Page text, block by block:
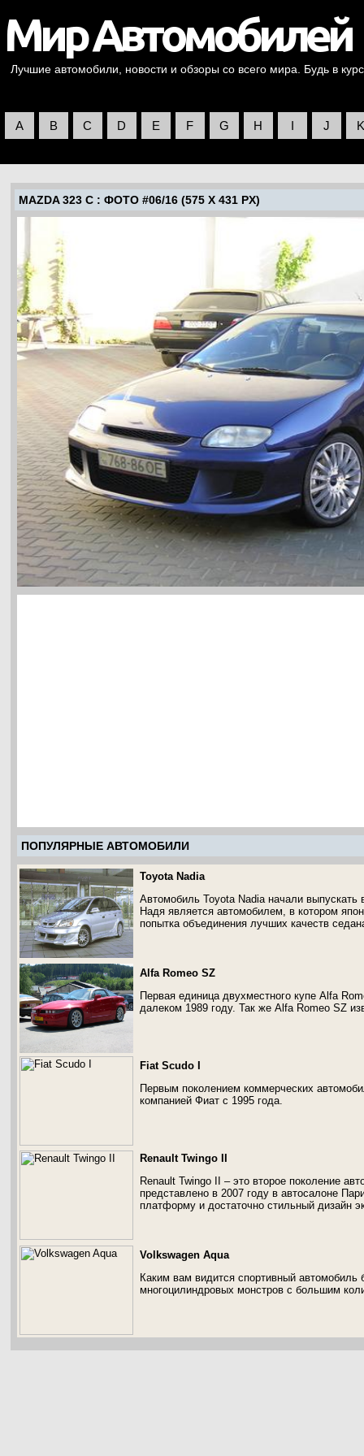
Лучшие автомобили, новости и обзоры со всего мира. Будь в
A B C D E F G H I J K
MAZDA 323 C : ФОТО #06/16 (575 X 431 PX)
ПОПУЛЯРНЫЕ АВТОМОБИЛИ
Toyota Nadia
Автомобиль Toyota Nadia начали
Надя является автомобилем, в котором
попытка объединения лучших качеств
Alfa Romeo SZ
Первая единица двухместного купе Alfa
далеком 1989 году. Так же Alfa Romeo SZ
Fiat Scudo I
Первым поколением коммерческих
компанией Фиат с 1995 года.
Renault Twingo II
Renault Twingo II – это второе поколение
представлено в 2007 году в автосалоне
платформу и достаточно стильный дизайн
Volkswagen Aqua
Каким вам видится спортивный
многоцилиндровых монстров с большим